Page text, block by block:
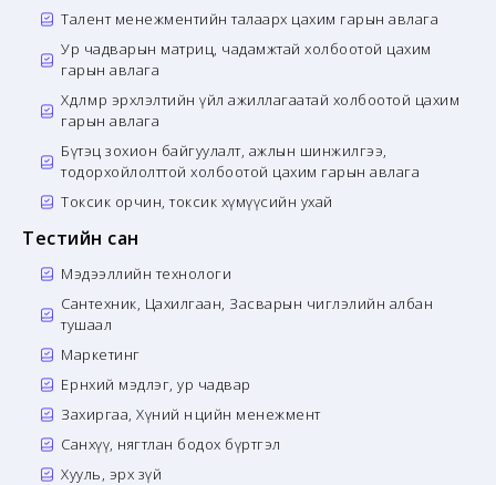
Талент менежментийн талаарх цахим гарын авлага
Ур чадварын матриц, чадамжтай холбоотой цахим
гарын авлага
Хөдөлмөр эрхлэлтийн үйл ажиллагаатай холбоотой цахим
гарын авлага
Бүтэц зохион байгуулалт, ажлын шинжилгээ,
тодорхойлолттой холбоотой цахим гарын авлага
Токсик орчин, токсик хүмүүсийн ухай
Тестийн сан
Мэдээллийн технологи
Сантехник, Цахилгаан, Засварын чиглэлийн албан
тушаал
Маркетинг
Ерөнхий мэдлэг, ур чадвар
Захиргаа, Хүний нөөцийн менежмент
Санхүү, нягтлан бодох бүртгэл
Хууль, эрх зүй